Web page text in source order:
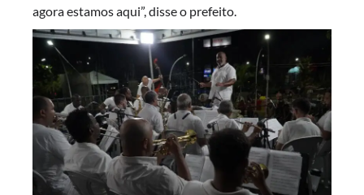
agora estamos aqui”, disse o prefeito.